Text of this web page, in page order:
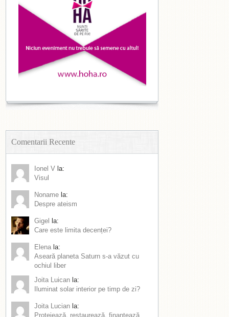
Comentarii Recente
Ionel V la:
Visul
Noname la:
Despre ateism
Gigel
la:
Care este limita decenței?
Elena la:
Aseară planeta Saturn s-a văzut cu
ochiul liber
Joita Luican la:
Iluminat solar interior pe timp de zi?
Joita Lucian la:
Protejează, restaurează, finanțează